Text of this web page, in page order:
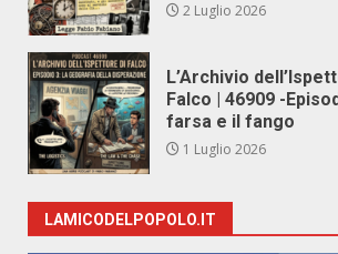
2 Luglio 2026
L’Archivio
Falco | 46909 -
farsa e il fango
1 Luglio 2026
LAMICODELPOPOLO.IT